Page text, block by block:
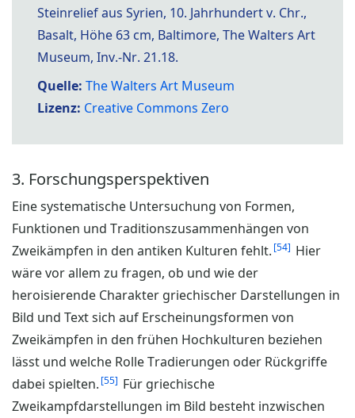
Steinrelief aus Syrien, 10. Jahrhundert v. Chr.,
Basalt, Höhe 63 cm, Baltimore, The Walters Art
Museum, Inv.-Nr. 21.18.
Quelle: The Walters Art Museum
Lizenz: Creative Commons Zero
3. Forschungsperspektiven
Eine systematische Untersuchung von Formen,
Funktionen und Traditionszusammenhängen von
Zweikämpfen in den antiken Kulturen fehlt. 54
Hier
wäre vor allem zu fragen, ob und wie der
heroisierende Charakter griechischer Darstellungen in
Bild und Text sich auf Erscheinungsformen von
Zweikämpfen in den frühen Hochkulturen beziehen
lässt und welche Rolle Tradierungen oder Rückgriffe
dabei spielten. 55
Für griechische
Zweikampfdarstellungen im Bild besteht inzwischen